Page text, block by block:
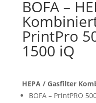
BOFA –
PrintPro
1500 iQ
HEPA / Gasfilter
BOFA – PrintPRO